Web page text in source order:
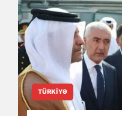
TÜRKIYƏ